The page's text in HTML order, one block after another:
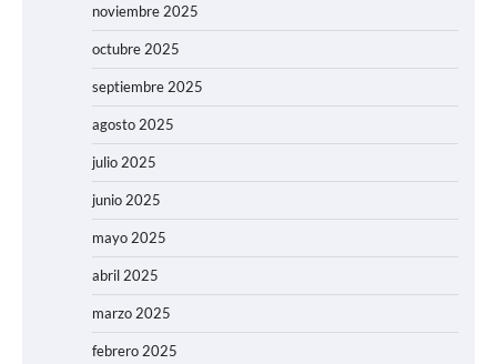
noviembre 2025
octubre 2025
septiembre 2025
agosto 2025
julio 2025
junio 2025
mayo 2025
abril 2025
marzo 2025
febrero 2025